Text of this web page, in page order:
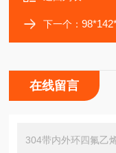
下一个：
在线留言